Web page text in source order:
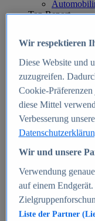
Top Report
E-commerce
Beliebte
Aktuelle
E-
Umsatz
2010-2025
B2C-E-
Wir respektieren
Diese Website und
zuzugreifen.
Cookie-
diese Mittel
Verbesserung
Wir und unsere
Verwendung
auf einem
Liste der Partner